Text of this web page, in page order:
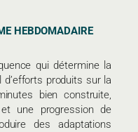
HEBDOMADAIRE
qui détermine la
produits sur la
bien construite,
une progression de
des adaptations